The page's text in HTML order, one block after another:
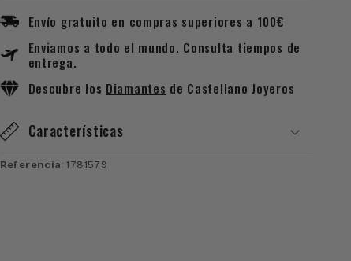
Hilfiger
1781579
Hilfiger
1781579
Envío gratuito en compras superiores a 100€
Enviamos a todo el mundo. Consulta tiempos de
entrega.
Descubre los Diamantes de Castellano Joyeros
Características
Referencia: 1781579